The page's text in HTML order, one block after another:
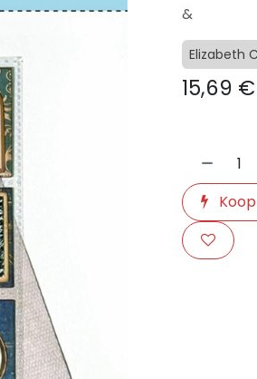
&
Elizabeth
15,69 €